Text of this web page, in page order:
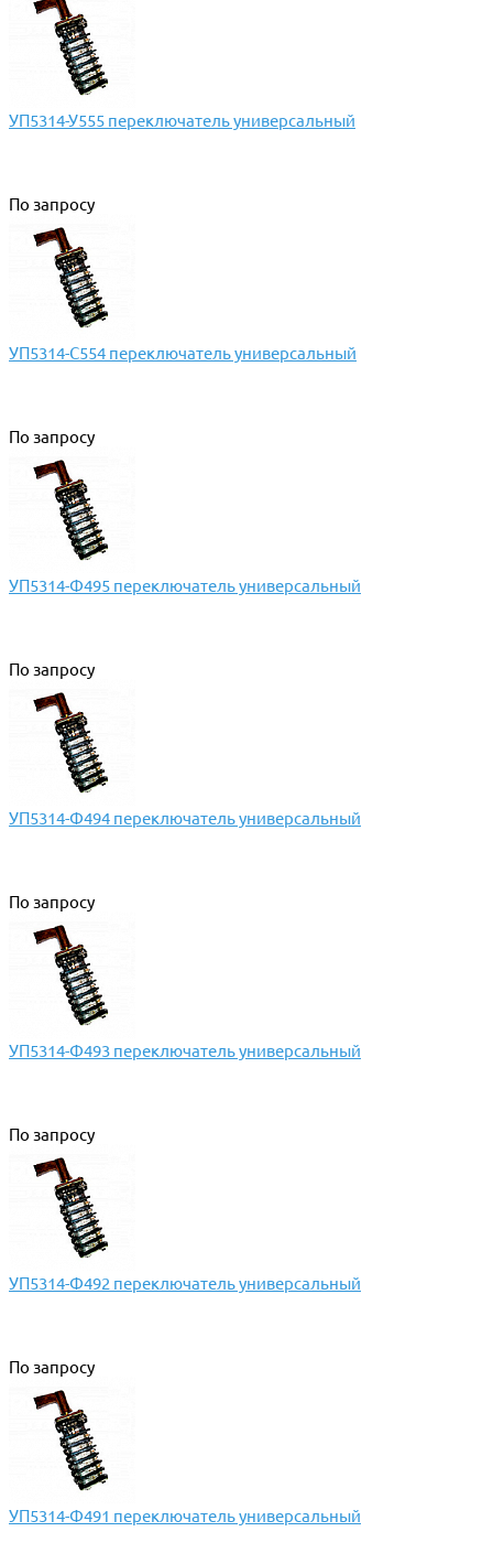
УП5314-У555 переключатель универсальный
По запросу
УП5314-С554 переключатель универсальный
По запросу
УП5314-Ф495 переключатель универсальный
По запросу
УП5314-Ф494 переключатель универсальный
По запросу
УП5314-Ф493 переключатель универсальный
По запросу
УП5314-Ф492 переключатель универсальный
По запросу
УП5314-Ф491 переключатель универсальный